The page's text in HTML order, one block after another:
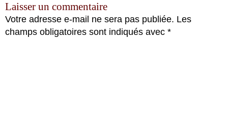
Laisser un commentaire
Votre adresse e-mail ne sera pas publiée. Les
champs obligatoires sont indiqués avec *